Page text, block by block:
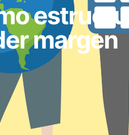
margen